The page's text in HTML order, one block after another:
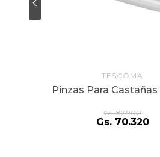
TESCOMA
Pinzas Para
Gs. 87.900
Gs. 70.320